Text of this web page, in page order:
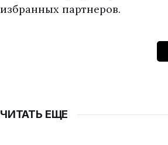
избранных партнеров.
ЧИТАТЬ ЕЩЕ